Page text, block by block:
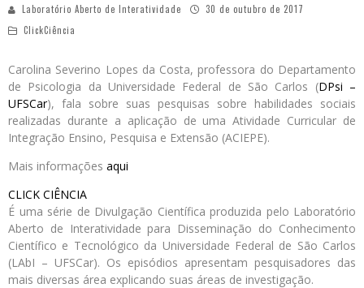
Laboratório Aberto de Interatividade
30 de outubro de 2017
ClickCiência
Carolina Severino Lopes da Costa, professora do Departamento
de Psicologia da Universidade Federal de São Carlos (DPsi –
UFSCar), fala sobre suas pesquisas sobre habilidades sociais
realizadas durante a aplicação de uma Atividade Curricular de
Integração Ensino, Pesquisa e Extensão (ACIEPE).
Mais informações aqui
CLICK CIÊNCIA
É uma série de Divulgação Científica produzida pelo Laboratório
Aberto de Interatividade para Disseminação do Conhecimento
Científico e Tecnológico da Universidade Federal de São Carlos
(LAbI – UFSCar). Os episódios apresentam pesquisadores das
mais diversas área explicando suas áreas de investigação.